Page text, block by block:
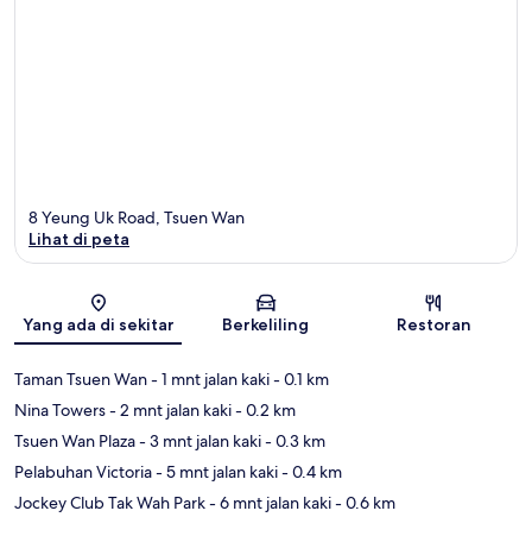
Peta
8 Yeung Uk Road, Tsuen Wan
Lihat di peta
Yang ada di sekitar Berkeliling Restoran
Taman Tsuen Wan- 1 mnt jalan kaki- 0.1 km
Nina Towers- 2 mnt jalan kaki- 0.2 km
Tsuen Wan Plaza- 3 mnt jalan kaki- 0.3 km
Pelabuhan Victoria- 5 mnt jalan kaki- 0.4 km
Jockey Club Tak Wah Park- 6 mnt jalan kaki- 0.6 km